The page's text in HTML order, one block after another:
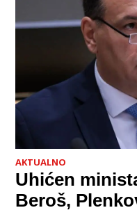
AKTUALNO
Uhićen
Beroš,